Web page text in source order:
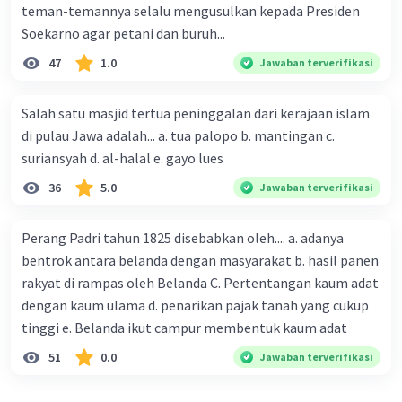
Setiap metode penanggalan memiliki batasan
dan ketepatan tertentu tergantung pada jenis
benda atau materi yang diuji. Kombinasi
beberapa metode sering digunakan untuk
akurat.
teman-temannya selalu mengusulkan kepada Presiden
Soekarno agar petani dan buruh...
47 1.0 Jawaban terverifikasi
Salah satu masjid tertua peninggalan dari kerajaan islam
di pulau Jawa adalah... a. tua palopo b. mantingan c.
suriansyah d. al-halal e. gayo lues
36 5.0 Jawaban terverifikasi
Perang Padri tahun 1825 disebabkan oleh.... a. adanya
bentrok antara belanda dengan masyarakat b. hasil panen
rakyat di rampas oleh Belanda C. Pertentangan kaum adat
dengan kaum ulama d. penarikan pajak tanah yang cukup
tinggi e. Belanda ikut campur membentuk kaum adat
51 0.0 Jawaban terverifikasi